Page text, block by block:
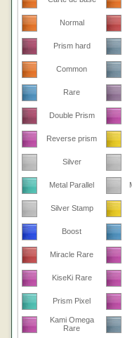
Normal
Prism hard
Common
Rare
Double Prism
Reverse prism
Silver
Metal Parallel
Silver Stamp
Boost
Miracle Rare
KiseKi Rare
Prism Pixel
Kami Omega
Rare